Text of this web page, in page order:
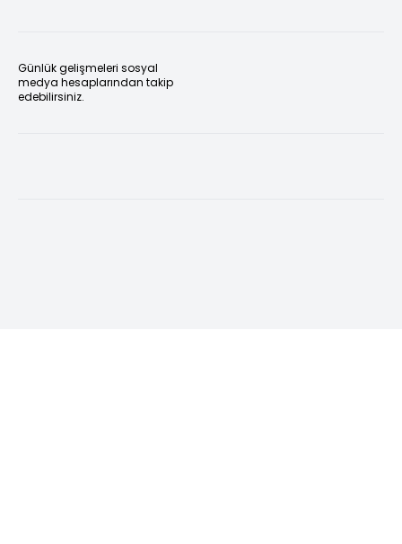
Günlük gelişmeleri sosyal
medya hesaplarından takip
edebilirsiniz.